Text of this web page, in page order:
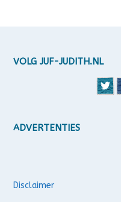
VOLG JUF-JUDITH.NL
ADVERTENTIES
Disclaimer